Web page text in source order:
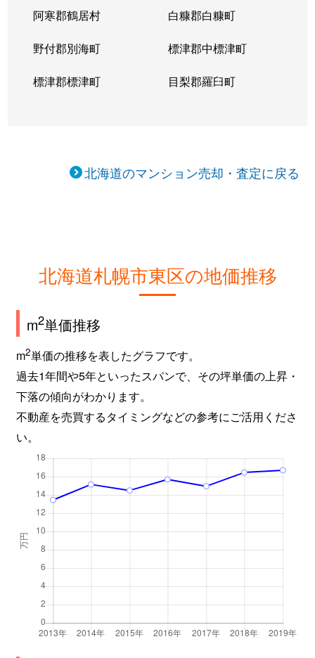
阿寒郡鶴居村 白糠郡白糠町
野付郡別海町 標津郡中標津町
標津郡標津町 目梨郡羅臼町
北海道のマンション売却・査定に戻る
北海道札幌市東区の地価推移
m2単価推移
m2単価の推移を表したグラフです。
過去1年間や5年といったスパンで、その坪単価の上昇・
下落の傾向がわかります。
不動産を売買するタイミングなどの参考にご活用くださ
い。